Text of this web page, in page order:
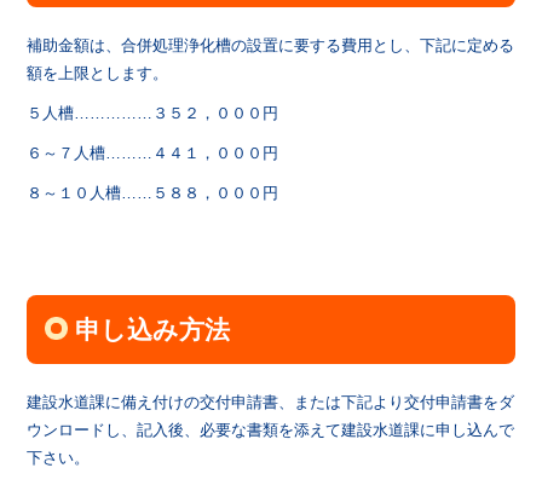
補助金額は、合併処理浄化槽の設置に要する費用とし、下記に定める
額を上限とします。
５人槽……………３５２，０００円
６～７人槽………４４１，０００円
８～１０人槽……５８８，０００円
申し込み方法
建設水道課に備え付けの交付申請書、または下記より交付申請書をダ
ウンロードし、記入後、必要な書類を添えて建設水道課に申し込んで
下さい。